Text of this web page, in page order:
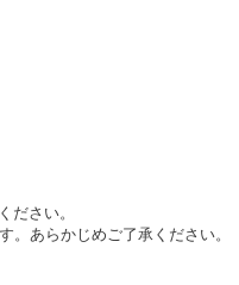
ださい。
。あらかじめご了承ください。